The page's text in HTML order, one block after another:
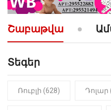
«Լեզվիդ
Նիկոլ
Շաբաթվա
Տեգեր
Ռուբլի (628) Դոլար